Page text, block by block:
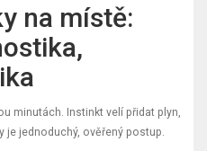
na místě:
minutách. Instinkt velí přidat plyn,
je jednoduchý, ověřený postup.